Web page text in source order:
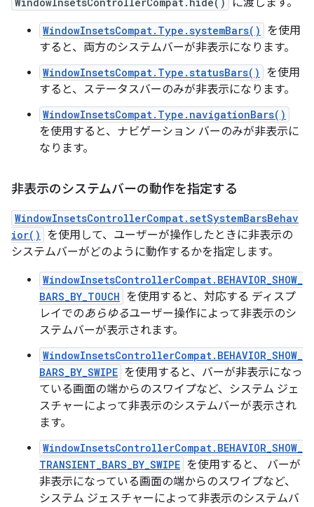
WindowInsetsCompat.Type.systemBars()
を使用
すると、両方のシステムバーが非表示になります。
WindowInsetsCompat.Type.statusBars()
を使用
すると、ステータスバーのみが非表示になります。
WindowInsetsCompat.Type.navigationBars()
を使用すると、ナビゲーション バーのみが非表示に
なります。
非表示のシステムバーの動作を指定する
WindowInsetsControllerCompat.setSystemBarsBehav
ior()
を使用して、ユーザーが操作したときに非表示の
システムバーがどのように動作するかを指定します。
WindowInsetsControllerCompat.BEHAVIOR_SHOW_
BARS_BY_TOUCH を使用すると、対応する ディスプ
レイでのあらゆるユーザー操作によって非表示のシ
ステムバーが表示されます。
WindowInsetsControllerCompat.BEHAVIOR_SHOW_
BARS_BY_SWIPE を使用すると、バーが非表示になっ
ている画面の端からのスワイプなど、システム ジェ
スチャーによって非表示のシステムバーが表示され
ます。
WindowInsetsControllerCompat.BEHAVIOR_SHOW_
TRANSIENT_BARS_BY_SWIPE を使用すると、 バーが
非表示になっている画面の端からのスワイプなど、
システム ジェスチャーによって非表示のシステムバ